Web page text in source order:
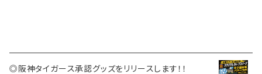
◎阪神タイガース承認グッズをリリースします！！